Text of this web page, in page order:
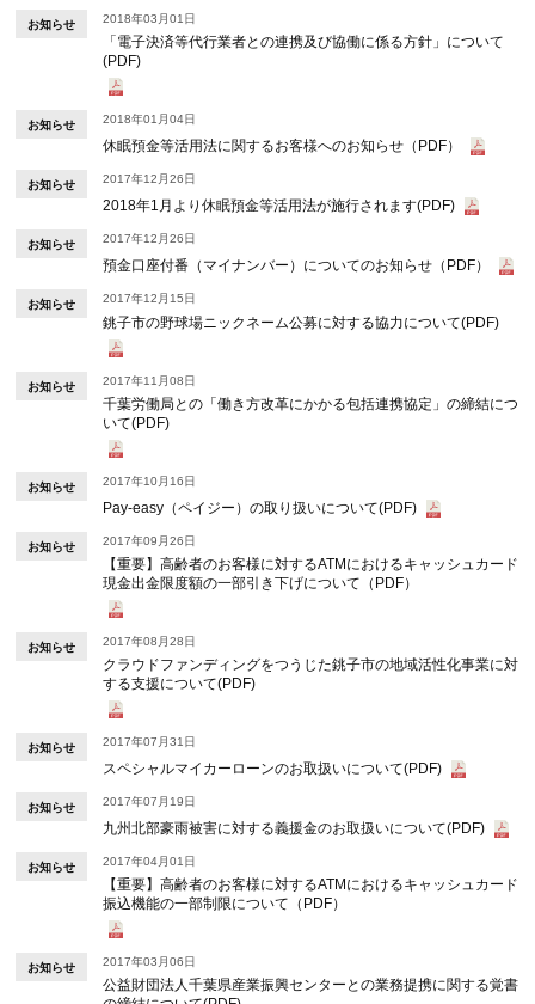
お知らせ 2018年03月01日
「電子決済等代行業者との連携及び協働に係る方針」について
(PDF)
お知らせ 2018年01月04日
休眠預金等活用法に関するお客様へのお知らせ（PDF）
お知らせ 2017年12月26日
2018年1月より休眠預金等活用法が施行されます(PDF)
お知らせ 2017年12月26日
預金口座付番（マイナンバー）についてのお知らせ（PDF）
お知らせ 2017年12月15日
銚子市の野球場ニックネーム公募に対する協力について(PDF)
お知らせ 2017年11月08日
千葉労働局との「働き方改革にかかる包括連携協定」の締結につ
いて(PDF)
お知らせ 2017年10月16日
Pay-easy（ペイジー）の取り扱いについて(PDF)
お知らせ 2017年09月26日
【重要】高齢者のお客様に対するATMにおけるキャッシュカード
現金出金限度額の一部引き下げについて（PDF）
お知らせ 2017年08月28日
クラウドファンディングをつうじた銚子市の地域活性化事業に対
する支援について(PDF)
お知らせ 2017年07月31日
スペシャルマイカーローンのお取扱いについて(PDF)
お知らせ 2017年07月19日
九州北部豪雨被害に対する義援金のお取扱いについて(PDF)
お知らせ 2017年04月01日
【重要】高齢者のお客様に対するATMにおけるキャッシュカード
振込機能の一部制限について（PDF）
お知らせ 2017年03月06日
公益財団法人千葉県産業振興センターとの業務提携に関する覚書